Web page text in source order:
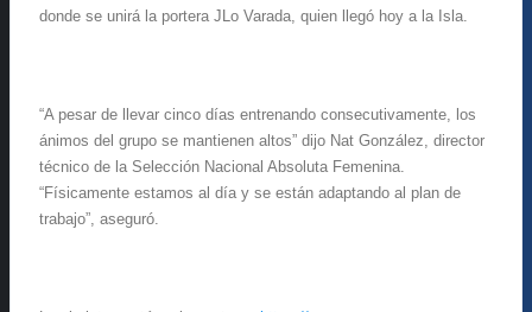
donde se unirá la portera JLo Varada, quien llegó hoy a la Isla.
“A pesar de llevar cinco días entrenando consecutivamente, los
ánimos del grupo se mantienen altos” dijo Nat González, director
técnico de la Selección Nacional Absoluta Femenina.
“Físicamente estamos al día y se están adaptando al plan de
trabajo”, aseguró.